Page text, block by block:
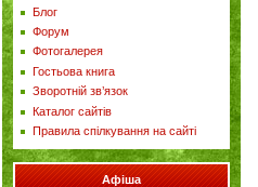
Блог
Форум
Фотогалерея
Гостьова книга
Зворотній зв’язок
Каталог сайтів
Правила спілкування на сайті
Афіша